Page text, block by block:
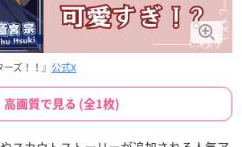
ズ！！』 公式X
高画質で見る (全1枚)